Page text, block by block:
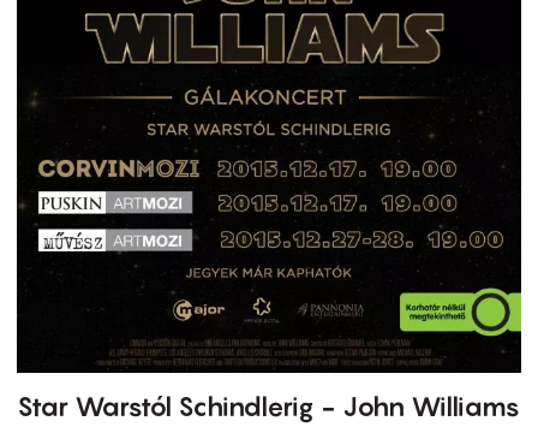
Star Warstól Schindlerig - John Williams